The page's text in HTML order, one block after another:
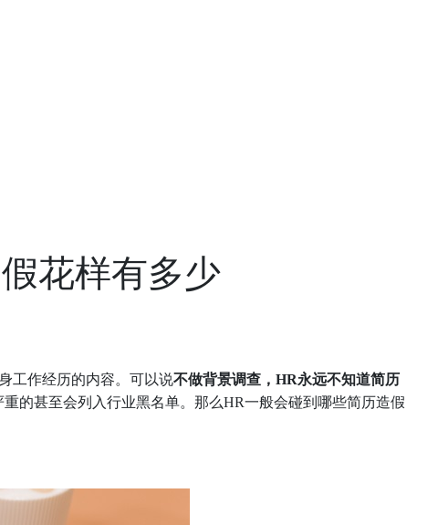
花样有多少
工作经历的内容。可以说不做背景调查，HR永远不知道简历
的甚至会列入行业黑名单。那么HR一般会碰到哪些简历造假